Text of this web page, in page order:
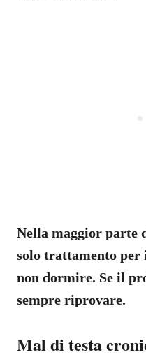
Nella maggior parte
solo trattamento
non dormire. Se il
sempre riprovare.
Mal di testa